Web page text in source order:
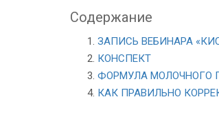
Содержание
ЗАПИСЬ ВЕБИНАРА
КОНСПЕКТ
ФОРМУЛА МОЛОЧНОГО
КАК ПРАВИЛЬНО